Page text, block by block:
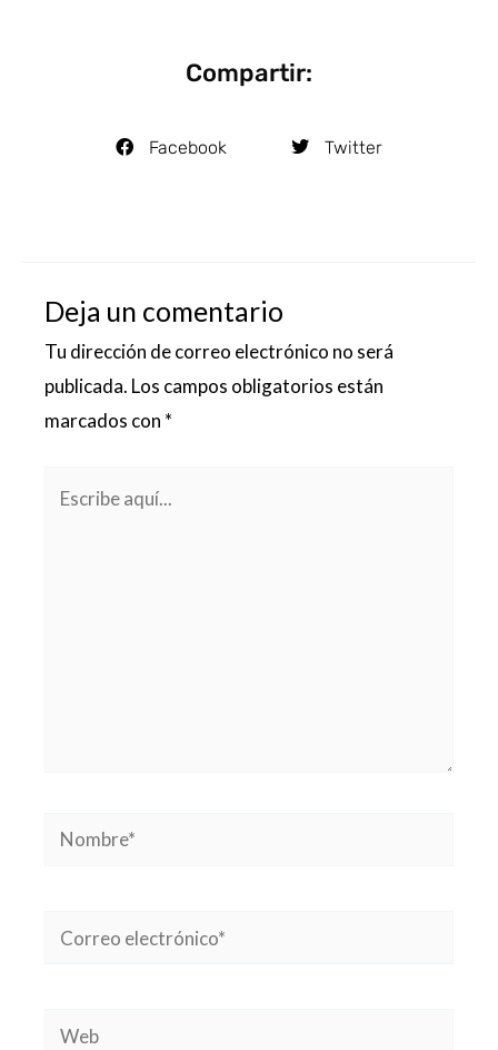
Compartir:
Facebook Twitter
Deja un comentario
Tu dirección de correo electrónico no será
publicada. Los campos obligatorios están
marcados con *
Nombre*
Correo
Web